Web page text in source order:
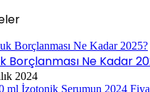
Borçlanması Ne Kadar
2024